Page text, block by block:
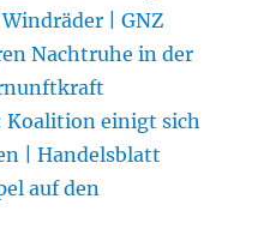
| GNZ
Nachtruhe in der
Koalition einigt sich
| Handelsblatt
auf den